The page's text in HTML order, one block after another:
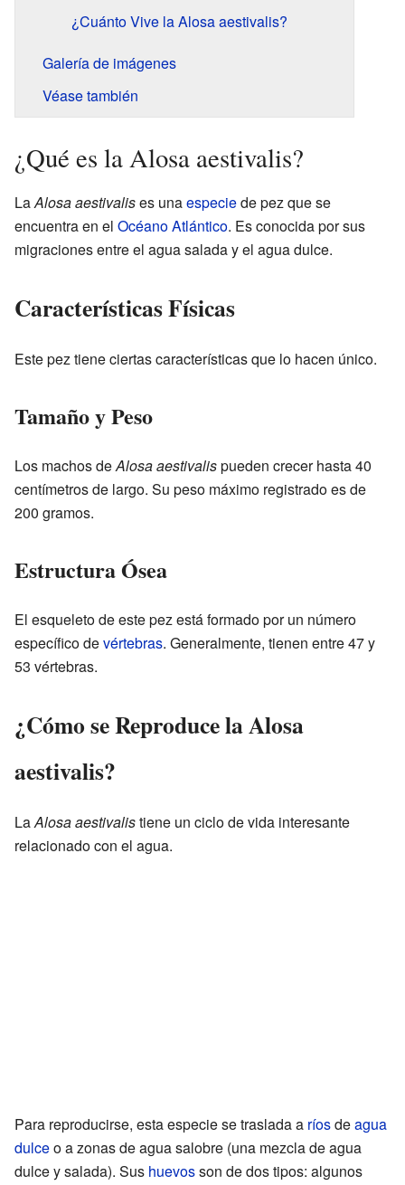
¿Cuánto Vive la Alosa aestivalis?
Galería de imágenes
Véase también
¿Qué es la Alosa aestivalis?
LaAlosa aestivalises unaespeciede pez que se
encuentra en el Océano Atlántico. Es conocida por sus
migraciones entre el agua salada y el agua dulce.
Características Físicas
Este pez tiene ciertas características que lo hacen único.
Tamaño y Peso
Los machos deAlosa aestivalispueden crecer hasta 40
centímetros de largo. Su peso máximo registrado es de
200 gramos.
Estructura Ósea
El esqueleto de este pez está formado por un número
específico devértebras. Generalmente, tienen entre 47 y
53 vértebras.
¿Cómo se Reproduce la Alosa
aestivalis?
LaAlosa aestivalistiene un ciclo de vida interesante
relacionado con el agua.
Para reproducirse, esta especie se traslada a ríosdeagua
dulceo a zonas de agua salobre (una mezcla de agua
dulce y salada). Sus huevosson de dos tipos: algunos